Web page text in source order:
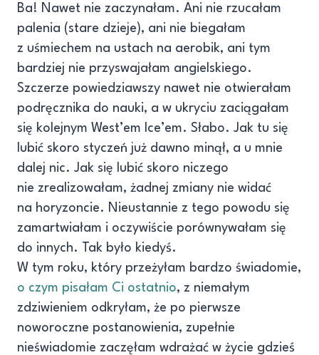
Ba! Nawet nie zaczynałam. Ani nie rzucałam
palenia (stare dzieje), ani nie biegałam
z uśmiechem na ustach na aerobik, ani tym
bardziej nie przyswajałam angielskiego.
Szczerze powiedziawszy nawet nie otwierałam
podręcznika do nauki, a w ukryciu zaciągałam
się kolejnym West’em Ice’em. Słabo. Jak tu się
lubić skoro styczeń już dawno minął, a u mnie
dalej nic. Jak się lubić skoro niczego
nie zrealizowałam, żadnej zmiany nie widać
na horyzoncie. Nieustannie z tego powodu się
zamartwiałam i oczywiście porównywałam się
do innych. Tak było kiedyś.
W tym roku, który przeżyłam bardzo świadomie,
o czym pisałam Ci ostatnio, z niemałym
zdziwieniem odkryłam, że po pierwsze
noworoczne postanowienia, zupełnie
nieświadomie zaczęłam wdrażać w życie gdzieś